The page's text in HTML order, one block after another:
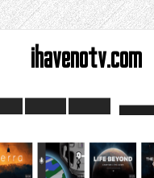
ihavenotv.com